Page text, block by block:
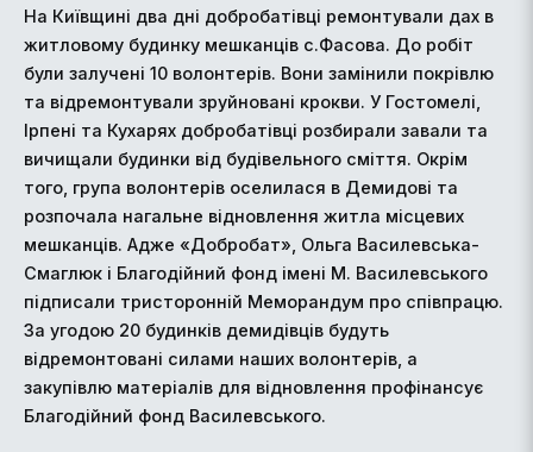
На Київщині два дні добробатівці ремонтували дах в
житловому будинку мешканців с.Фасова. До робіт
були залучені 10 волонтерів. Вони замінили покрівлю
та відремонтували зруйновані крокви. У Гостомелі,
Ірпені та Кухарях добробатівці розбирали завали та
вичищали будинки від будівельного сміття. Окрім
того, група волонтерів оселилася в Демидові та
розпочала нагальне відновлення житла місцевих
мешканців. Адже «Добробат», Ольга Василевська-
Смаглюк і Благодійний фонд імені М. Василевського
підписали тристоронній Меморандум про співпрацю.
За угодою 20 будинків демидівців будуть
відремонтовані силами наших волонтерів, а
закупівлю матеріалів для відновлення профінансує
Благодійний фонд Василевського.